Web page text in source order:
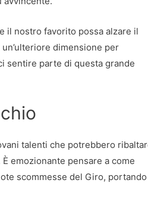
il nostro favorito possa alzare il
dimensione per
sentire parte di questa grande
talenti che potrebbero
emozionante pensare a come
scommesse del Giro, portando